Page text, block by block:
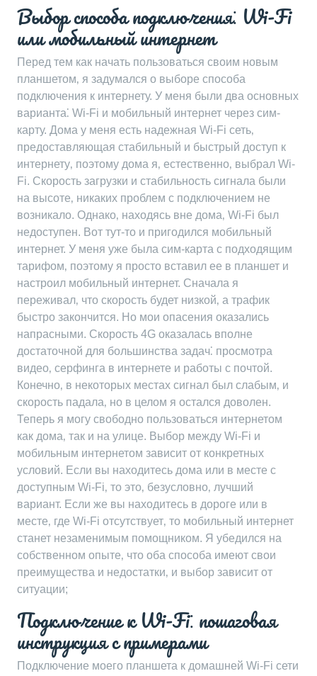
Выбор способа подключения⁚ Wi-Fi
или мобильный интернет
Перед тем как начать пользоваться своим новым
планшетом‚ я задумался о выборе способа
подключения к интернету. У меня были два основных
варианта⁚ Wi-Fi и мобильный интернет через сим-
карту. Дома у меня есть надежная Wi-Fi сеть‚
предоставляющая стабильный и быстрый доступ к
интернету‚ поэтому дома я‚ естественно‚ выбрал Wi-
Fi. Скорость загрузки и стабильность сигнала были
на высоте‚ никаких проблем с подключением не
возникало. Однако‚ находясь вне дома‚ Wi-Fi был
недоступен. Вот тут-то и пригодился мобильный
интернет. У меня уже была сим-карта с подходящим
тарифом‚ поэтому я просто вставил ее в планшет и
настроил мобильный интернет. Сначала я
переживал‚ что скорость будет низкой‚ а трафик
быстро закончится. Но мои опасения оказались
напрасными. Скорость 4G оказалась вполне
достаточной для большинства задач⁚ просмотра
видео‚ серфинга в интернете и работы с почтой.
Конечно‚ в некоторых местах сигнал был слабым‚ и
скорость падала‚ но в целом я остался доволен.
Теперь я могу свободно пользоваться интернетом
как дома‚ так и на улице. Выбор между Wi-Fi и
мобильным интернетом зависит от конкретных
условий. Если вы находитесь дома или в месте с
доступным Wi-Fi‚ то это‚ безусловно‚ лучший
вариант. Если же вы находитесь в дороге или в
месте‚ где Wi-Fi отсутствует‚ то мобильный интернет
станет незаменимым помощником. Я убедился на
собственном опыте‚ что оба способа имеют свои
преимущества и недостатки‚ и выбор зависит от
ситуации;
Подключение к Wi-Fi⁚ пошаговая
инструкция с примерами
Подключение моего планшета к домашней Wi-Fi сети